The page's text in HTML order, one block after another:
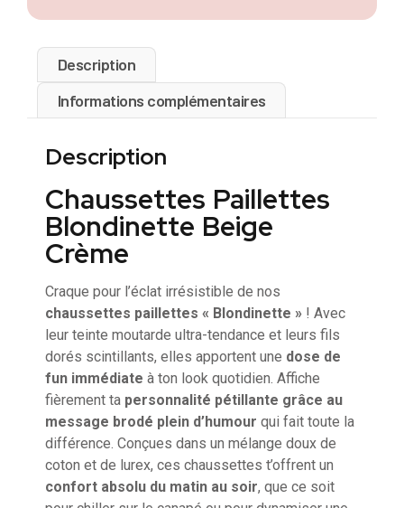
Description
Informations complémentaires
Description
Chaussettes Paillettes
Blondinette Beige
Crème
Craque pour l’éclat irrésistible de nos
chaussettes paillettes « Blondinette » ! Avec
leur teinte moutarde ultra-tendance et leurs fils
dorés scintillants, elles apportent une dose de
fun immédiate à ton look quotidien. Affiche
fièrement ta personnalité pétillante grâce au
message brodé plein d’humour qui fait toute la
différence. Conçues dans un mélange doux de
coton et de lurex, ces chaussettes t’offrent un
confort absolu du matin au soir, que ce soit